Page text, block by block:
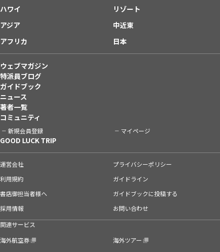
ハワイ
リゾート
アジア
中近東
アフリカ
日本
ウェブマガジン
特派員ブログ
ガイドブック
ニュース
著者一覧
コミュニティ
新規会員登録 マイページ
GOOD LUCK TRIP
運営会社
プライバシーポリシー
利用規約
ガイドライン
書店御担当者様へ
ガイドブックに投稿する
採用情報
お問い合わせ
関連サービス
海外航空券
海外ツアー